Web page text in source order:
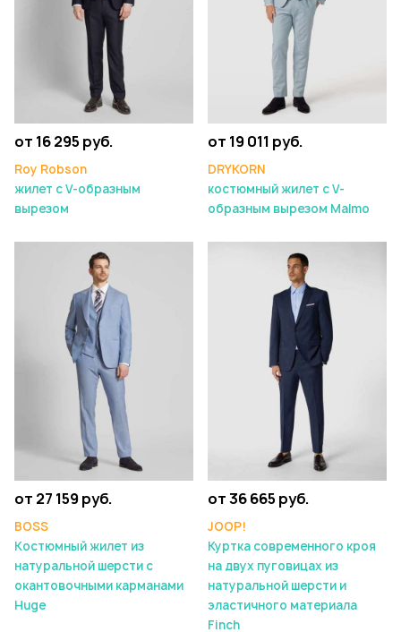
от 16 295 руб.
Roy Robson
жилет с V-образным
вырезом
от 19 011 руб.
DRYKORN
костюмный жилет с V-
образным вырезом Malmo
от 27 159 руб.
BOSS
Костюмный жилет из
натуральной шерсти с
окантовочными карманами
Huge
от 36 665 руб.
JOOP!
Куртка современного кроя
на двух пуговицах из
натуральной шерсти и
эластичного материала
Finch